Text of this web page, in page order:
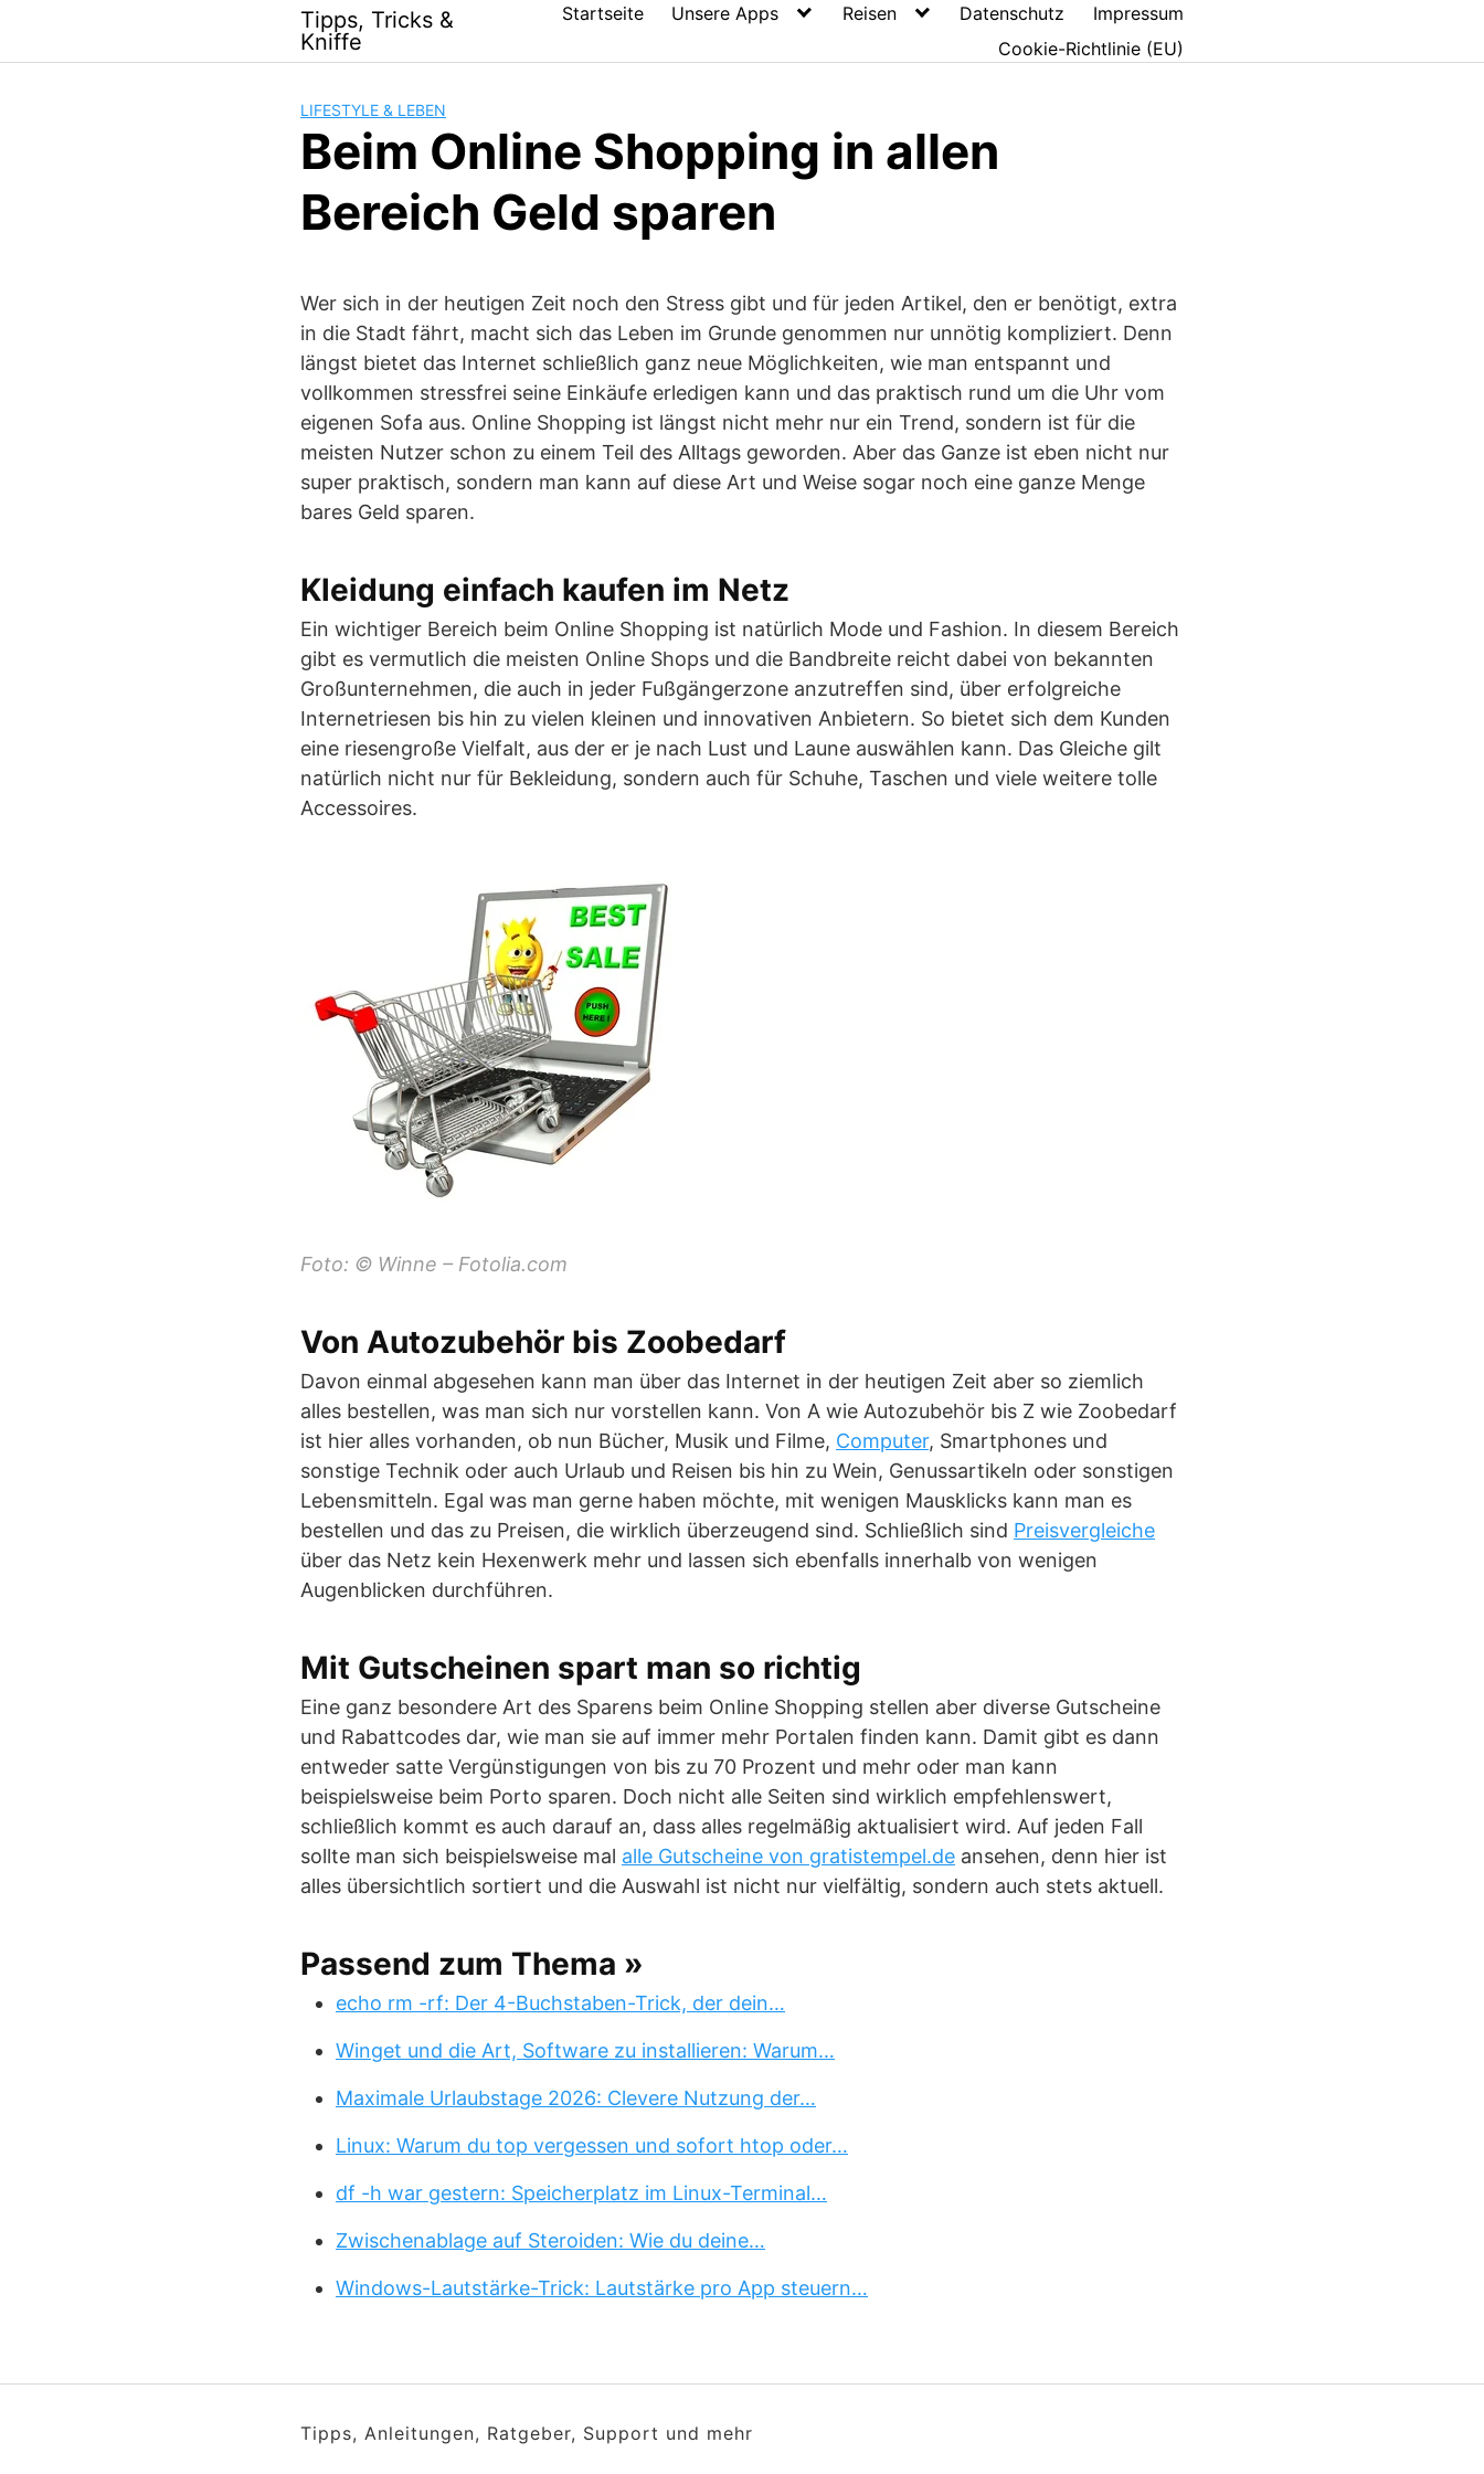
content
Tipps, Tricks &
Kniffe
Startseite Unsere Apps Reisen Datenschutz
Impressum
Cookie-Richtlinie (EU)
LIFESTYLE & LEBEN
Beim Online Shopping in allen
Bereich Geld sparen
Wer sich in der heutigen Zeit noch den Stress gibt und für jeden Artikel, den er benötigt, extra
in die Stadt fährt, macht sich das Leben im Grunde genommen nur unnötig kompliziert. Denn
längst bietet das Internet schließlich ganz neue Möglichkeiten, wie man entspannt und
vollkommen stressfrei seine Einkäufe erledigen kann und das praktisch rund um die Uhr vom
eigenen Sofa aus. Online Shopping ist längst nicht mehr nur ein Trend, sondern ist für die
meisten Nutzer schon zu einem Teil des Alltags geworden. Aber das Ganze ist eben nicht nur
super praktisch, sondern man kann auf diese Art und Weise sogar noch eine ganze Menge
bares Geld sparen.
Kleidung einfach kaufen im Netz
Ein wichtiger Bereich beim Online Shopping ist natürlich Mode und Fashion. In diesem Bereich
gibt es vermutlich die meisten Online Shops und die Bandbreite reicht dabei von bekannten
Großunternehmen, die auch in jeder Fußgängerzone anzutreffen sind, über erfolgreiche
Internetriesen bis hin zu vielen kleinen und innovativen Anbietern. So bietet sich dem Kunden
eine riesengroße Vielfalt, aus der er je nach Lust und Laune auswählen kann. Das Gleiche gilt
natürlich nicht nur für Bekleidung, sondern auch für Schuhe, Taschen und viele weitere tolle
Accessoires.
Foto: © Winne – Fotolia.com
Von Autozubehör bis Zoobedarf
Davon einmal abgesehen kann man über das Internet in der heutigen Zeit aber so ziemlich
alles bestellen, was man sich nur vorstellen kann. Von A wie Autozubehör bis Z wie Zoobedarf
ist hier alles vorhanden, ob nun Bücher, Musik und Filme, Computer, Smartphones und
sonstige Technik oder auch Urlaub und Reisen bis hin zu Wein, Genussartikeln oder sonstigen
Lebensmitteln. Egal was man gerne haben möchte, mit wenigen Mausklicks kann man es
bestellen und das zu Preisen, die wirklich überzeugend sind. Schließlich sind Preisvergleiche
über das Netz kein Hexenwerk mehr und lassen sich ebenfalls innerhalb von wenigen
Augenblicken durchführen.
Mit Gutscheinen spart man so richtig
Eine ganz besondere Art des Sparens beim Online Shopping stellen aber diverse Gutscheine
und Rabattcodes dar, wie man sie auf immer mehr Portalen finden kann. Damit gibt es dann
entweder satte Vergünstigungen von bis zu 70 Prozent und mehr oder man kann
beispielsweise beim Porto sparen. Doch nicht alle Seiten sind wirklich empfehlenswert,
schließlich kommt es auch darauf an, dass alles regelmäßig aktualisiert wird. Auf jeden Fall
sollte man sich beispielsweise mal alle Gutscheine von gratistempel.de ansehen, denn hier ist
alles übersichtlich sortiert und die Auswahl ist nicht nur vielfältig, sondern auch stets aktuell.
Passend zum Thema »
echo rm -rf: Der 4-Buchstaben-Trick, der dein…
Winget und die Art, Software zu installieren: Warum…
Maximale Urlaubstage 2026: Clevere Nutzung der…
Linux: Warum du top vergessen und sofort htop oder…
df -h war gestern: Speicherplatz im Linux-Terminal…
Zwischenablage auf Steroiden: Wie du deine…
Windows-Lautstärke-Trick: Lautstärke pro App steuern…
Tipps, Anleitungen, Ratgeber, Support und mehr